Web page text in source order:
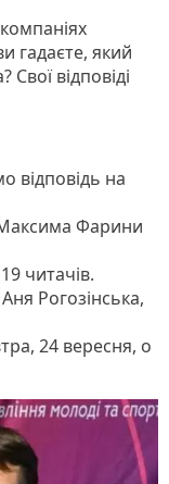
гадаєте, який
відповіді
відповідь на
Фарини
читачів.
Рогозінська,
24 вересня, о